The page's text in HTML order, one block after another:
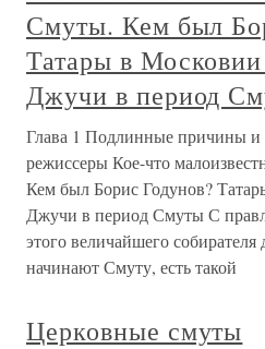
Смуты. Кем был
Татары в
Джучи в период
Глава 1 Подлинные причины и
режиссеры Кое-что
Кем был Борис Годунов?
Джучи в период Смуты С
этого величайшего
начинают Смуту, есть такой
Церковные смуты